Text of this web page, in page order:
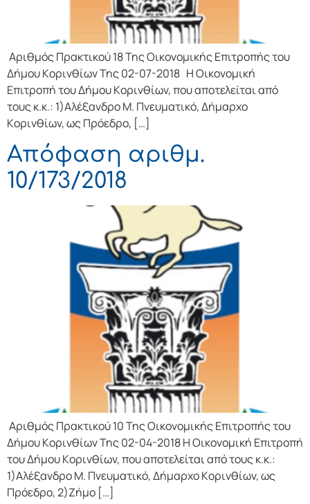
Αριθμός Πρακτικού 18 Της Οικονομικής Επιτρoπής τoυ
Δήμoυ Κoριvθίωv Της 02-07-2018 Η Οικονομική
Επιτρoπή τoυ Δήμoυ Κoριvθίωv, πoυ απoτελείται από
τoυς κ.κ.: 1)Αλέξανδρο Μ. Πνευματικό, Δήμαρχo
Κoριvθίωv, ως Πρόεδρo, […]
Απόφαση αριθμ.
10/173/2018
Αριθμός Πρακτικού 10 Της Οικονομικής Επιτρoπής τoυ
Δήμoυ Κoριvθίωv Της 02-04-2018 Η Οικονομική Επιτρoπή
τoυ Δήμoυ Κoριvθίωv, πoυ απoτελείται από τoυς κ.κ.:
1)Αλέξανδρο Μ. Πνευματικό, Δήμαρχo Κoριvθίωv, ως
Πρόεδρo, 2)Ζήμο […]